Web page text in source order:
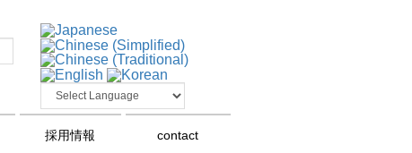
採用情報 contact